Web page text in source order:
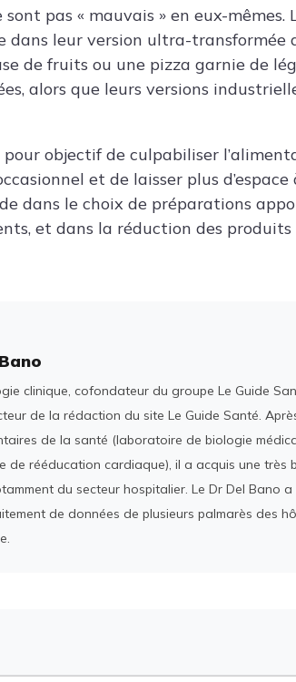
pas « mauvais » en eux-mêmes.
dans leur version ultra-transformée
de fruits ou une pizza garnie de
alors que leurs versions
pour objectif de culpabiliser
et de laisser plus
dans le choix de préparations
et dans la réduction des
clinique, cofondateur du groupe Le Guide
de la rédaction du site Le Guide Santé.
de la santé (laboratoire de biologie
de rééducation cardiaque), il a acquis une très
du secteur hospitalier. Le Dr Del Bano
de données de plusieurs palmarès des